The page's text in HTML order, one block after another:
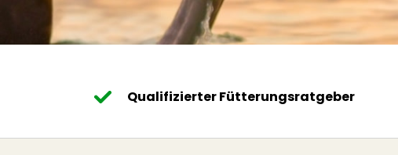
Qualifizierter Fütterungsratgeber